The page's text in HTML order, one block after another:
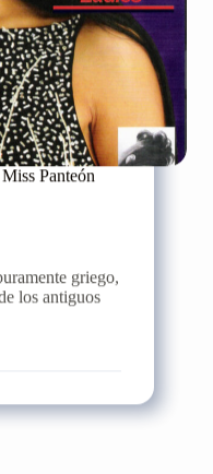
Panteón
griego,
los antiguos